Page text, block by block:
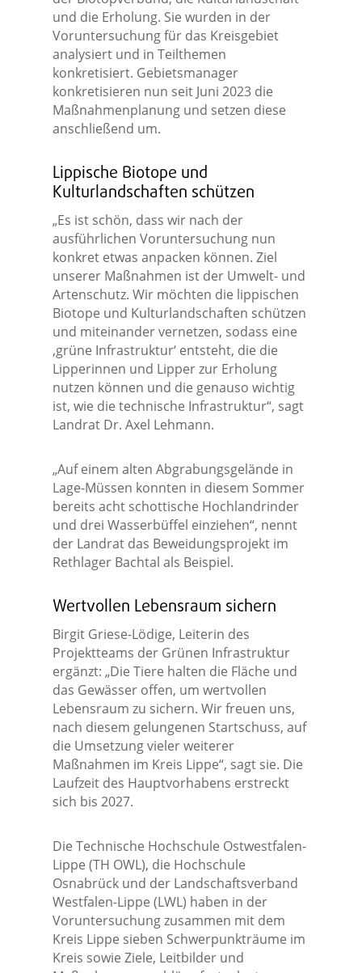
und die Erholung. Sie wurden in der
Voruntersuchung für das Kreisgebiet
analysiert und in Teilthemen
konkretisiert. Gebietsmanager
konkretisieren nun seit Juni 2023 die
Maßnahmenplanung und setzen diese
anschließend um.
Lippische Biotope und
Kulturlandschaften schützen
„Es ist schön, dass wir nach der
ausführlichen Voruntersuchung nun
konkret etwas anpacken können. Ziel
unserer Maßnahmen ist der Umwelt- und
Artenschutz. Wir möchten die lippischen
Biotope und Kulturlandschaften schützen
und miteinander vernetzen, sodass eine
‚grüne Infrastruktur‘ entsteht, die die
Lipperinnen und Lipper zur Erholung
nutzen können und die genauso wichtig
ist, wie die technische Infrastruktur“, sagt
Landrat Dr. Axel Lehmann.
„Auf einem alten Abgrabungsgelände in
Lage-Müssen konnten in diesem Sommer
bereits acht schottische Hochlandrinder
und drei Wasserbüffel einziehen“, nennt
der Landrat das Beweidungsprojekt im
Rethlager Bachtal als Beispiel.
Wertvollen Lebensraum sichern
Birgit Griese-Lödige, Leiterin des
Projektteams der Grünen Infrastruktur
ergänzt: „Die Tiere halten die Fläche und
das Gewässer offen, um wertvollen
Lebensraum zu sichern. Wir freuen uns,
nach diesem gelungenen Startschuss, auf
die Umsetzung vieler weiterer
Maßnahmen im Kreis Lippe“, sagt sie. Die
Laufzeit des Hauptvorhabens erstreckt
sich bis 2027.
Die Technische Hochschule Ostwestfalen-
Lippe (TH OWL), die Hochschule
Osnabrück und der Landschaftsverband
Westfalen-Lippe (LWL) haben in der
Voruntersuchung zusammen mit dem
Kreis Lippe sieben Schwerpunkträume im
Kreis sowie Ziele, Leitbilder und